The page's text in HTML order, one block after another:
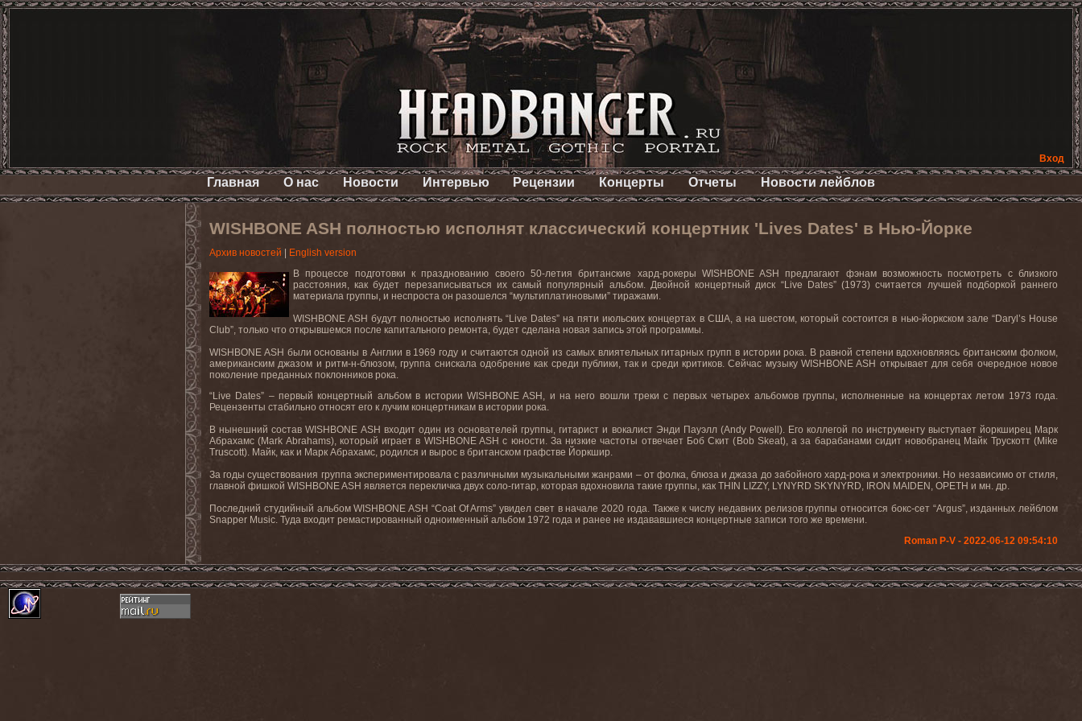
Вход
Главная О нас Новости Интервью Рецензии Концерты Отчеты Новости лейблов
WISHBONE ASH полностью исполнят классический концертник 'Lives Dates' в Нью-Йорке
Архив новостей
English version
В процессе подготовки к празднованию своего 50-летия британские хард-рокеры WISHBONE ASH
предлагают фэнам возможность посмотреть с близкого
расстояния, как будет перезаписываться их самый популярный альбом. Двойной концертный диск “Live Dates” (1973) считается лучшей подборкой раннего
материала группы, и неспроста он разошелся “мультиплатиновыми” тиражами.
WISHBONE ASH будут полностью исполнять “Live Dates” на пяти июльских концертах в США, а на шестом, который состоится в нью-йоркском зале “Daryl ’s House
Club”, только что открывшемся после капитального ремонта, будет сделана новая запись этой программы.
WISHBONE ASH были основаны в Англии в 1969 году и считаются одной из самых влиятельных гитарных групп в истории рока. В равной степени вдохновляясь британским фолком,
американским джазом и ритм-н-блюзом, группа снискала одобрение как среди публики, так и среди критиков. Сейчас музыкуWISHBONE ASH открывает для себя очередное новое
поколение преданных поклонников рока.
“Live Dates” – первый концертный альбом в истории WISHBONE ASH , и на него вошли треки с первых четырех альбомов группы, исполненные на концертах летом 1973 года.
Рецензенты стабильно относят его к лучим концертникам в истории рока.
В нынешний составWISHBONE ASH входит один из основателей группы, гитарист и вокалист Энди Пауэлл (Andy Powell). Его коллегой по инструменту выступает йоркширец Марк
Абрахамс (Mark Abrahams), который играет в WISHBONE ASH с юности. За низкие частоты отвечает Боб Скит ( Bob Skeat), а за барабанами сидит новобранец Майк Трускотт (Mike
Truscott). Майк, как и Марк Абрахамс, родился и вырос в британском графстве Йоркшир.
За годы существования группа экспериментировала с различными музыкальными жанрами – от фолка, блюза и джаза до забойного хард-рока и электроники. Но независимо от стиля,
главной фишкой WISHBONEASH является перекличка двух соло-гитар, которая вдохновила такие группы, как THIN LIZZY, LYNYRD SKYNYRD, IRON MAIDEN , OPETH и мн. др.
Последний студийный альбомWISHBONE ASH “Coat OfArms” увидел свет в начале 2020 года. Также к числу недавних релизов группы относится бокс-сет “Argus”, изданных лейблом
Snapper Music. Туда входит ремастированный одноименный альбом 1972 года и ранее не издававшиеся концертные записи того же времени.
Roman P-V - 2022-06-12 09:54:10